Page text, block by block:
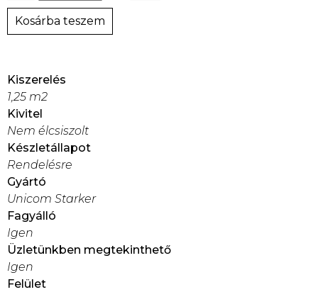
Kosárba teszem
Kiszerelés
1,25 m2
Kivitel
Nem élcsiszolt
Készletállapot
Rendelésre
Gyártó
Unicom Starker
Fagyálló
Igen
Üzletünkben megtekinthető
Igen
Felület